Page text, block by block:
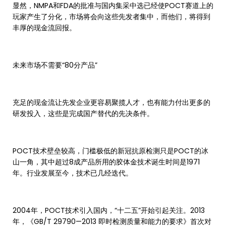
显然，NMPA和FDA的批准与国内集采中选已经使POCT赛道上的
玩家产生了分化，市场将会向这些先发者集中，而他们，将得到
丰厚的现金流回报。
未来市场不需要“80分产品”
充足的现金流让先发企业更容易聚揽人才，也有能力付出更多的
研发投入，这些是完成国产替代的先决条件。
POCT技术壁垒较高，门槛极低的新冠抗原检测只是POCT的冰
山一角，其中超过8成产品所用的胶体金技术诞生时间是1971
年。行业发展至今，技术已几经迭代。
2004年，POCT技术引入国内，“十二五”开始引起关注。2013
年，《GB/T 29790—2013 即时检测质量和能力的要求》首次对